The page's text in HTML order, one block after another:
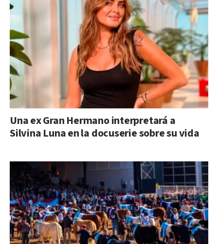
Una ex Gran Hermano interpretará a
Silvina Luna en la docuserie sobre su vida